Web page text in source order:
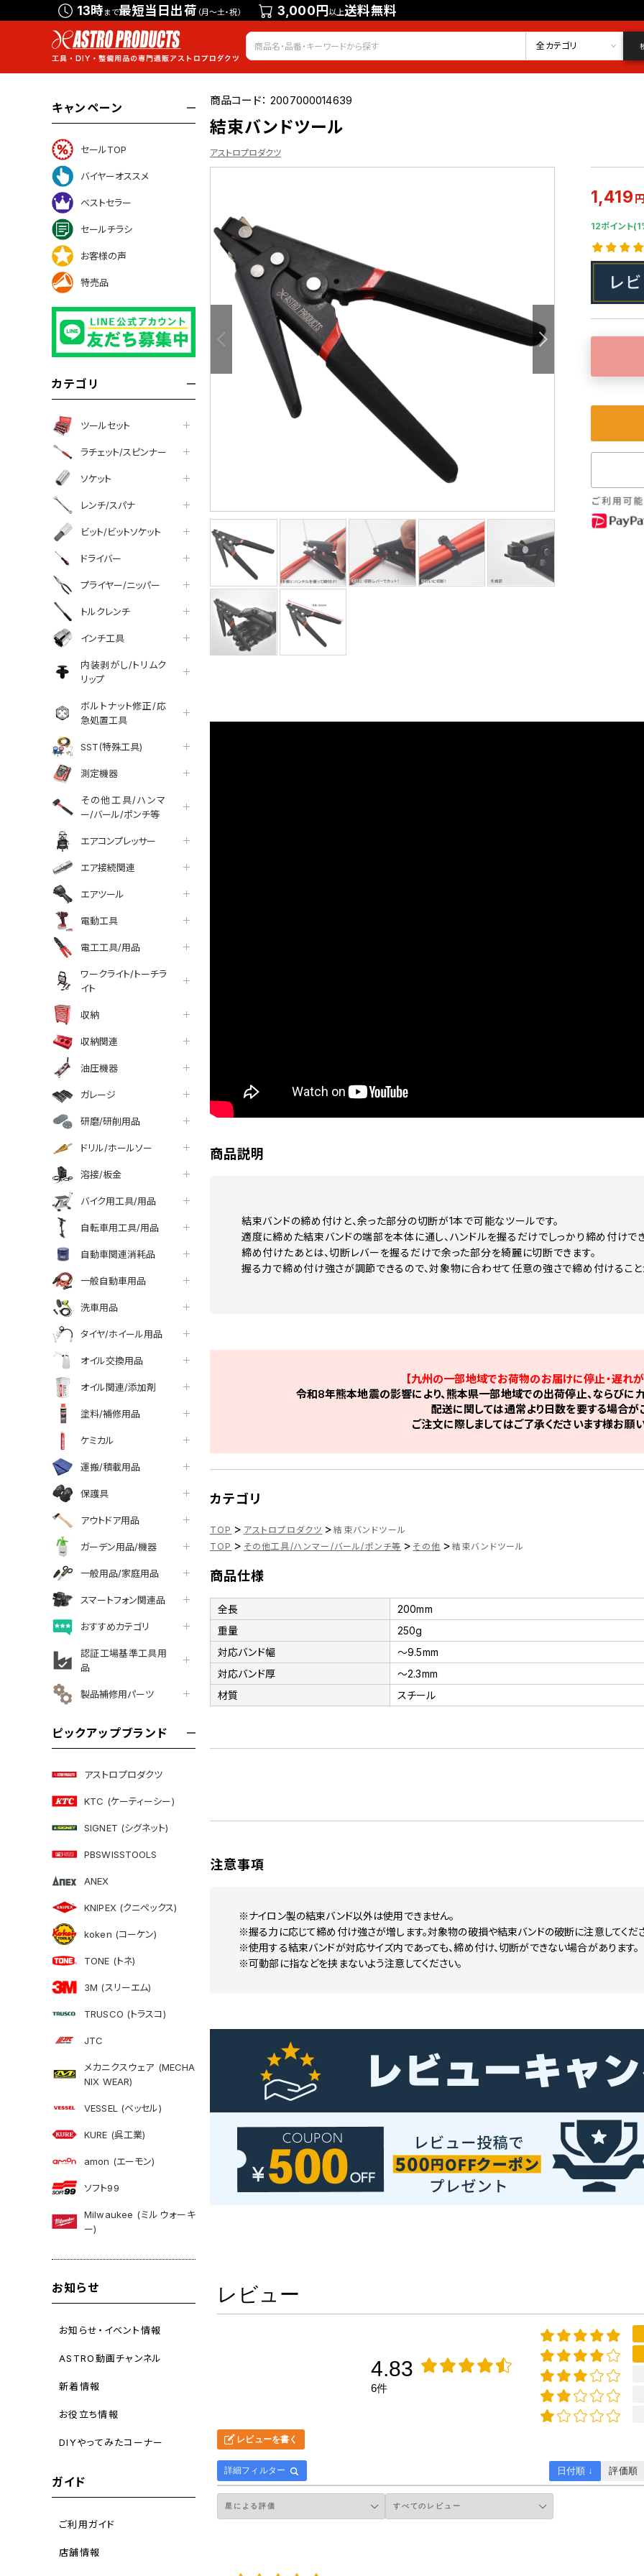
13時まで最短当日出荷 （月～土・祝） 3,000円以上送料無料
会員登録 ログイン
お気に入り
全カテゴリ
キャンペーン
セールTOP
バイヤーオススメ
ベストセラー
セールチラシ
お客様の声
特売品
カテゴリ
ツールセット
ラチェット/スピンナー
ソケット
レンチ/スパナ
ビット/ビットソケット
ドライバー
プライヤー/ニッパー
トルクレンチ
インチ工具
内装剥がし/トリムク
リップ
ボルトナット修正/応
急処置工具
SST(特殊工具)
測定機器
その他工具/ハンマ
ー/バール/ポンチ等
エアコンプレッサー
エア接続関連
エアツール
電動工具
電工工具/用品
ワークライト/トーチラ
イト
収納
収納関連
油圧機器
ガレージ
研磨/研削用品
ドリル/ホールソー
溶接/板金
バイク用工具/用品
自転車用工具/用品
自動車関連消耗品
一般自動車用品
洗車用品
タイヤ/ホイール用品
オイル交換用品
オイル関連/添加剤
塗料/補修用品
ケミカル
運搬/積載用品
保護具
アウトドア用品
ガーデン用品/機器
一般用品/家庭用品
スマートフォン関連品
おすすめカテゴリ
認証工場基準工具用
品
製品補修用パーツ
ピックアップブランド
アストロプロダクツ
KTC (ケーティーシー)
SIGNET (シグネット)
PBSWISSTOOLS
ANEX
KNIPEX (クニペックス)
koken (コーケン)
TONE (トネ)
3M (スリーエム)
TRUSCO (トラスコ)
JTC
メカニクスウェア (MECHA
NIX WEAR)
VESSEL (ベッセル)
KURE (呉工業)
amon (エーモン)
ソフト99
Milwaukee (ミルウォーキ
ー)
お知らせ
お知らせ・イベント情報
ASTRO動画チャンネル
新着情報
お役立ち情報
DIYやってみたコーナー
ガイド
ご利用ガイド
店舗情報
商品コード：2007000014639
結束バンドツール
アストロプロダクツ
1,419
12ポイント
facebook
商品説明
結束バンドの締め付けと、余った部分の切断が1本で可能なツールです。
適度に締めた結束バンドの端部を本体に通し、ハンドルを握るだけでしっかり締め付けで
締め付けたあとは、切断レバーを握るだけで余った部分を綺麗に切断できます。
握る力で締め付け強さが調節できるので、対象物に合わせて任意の強さで締め付けること
【九州の一部地域でお荷物のお届けに停止・遅れが
令和8年熊本地震の影響により、熊本県一部地域での出荷停止、ならびに
配送に関しては通常より日数を要する場合が
ご注文に際しましてはご了承くださいます様お願
カテゴリ
TOP > アストロプロダクツ > 結束バンドツール
TOP > その他工具/ハンマー/バール/ポンチ等 > その他 > 結束バンドツール
商品仕様
全長
200mm
重量
250g
対応バンド幅
～9.5mm
対応バンド厚
～2.3mm
材質
スチール
注意事項
※ナイロン製の結束バンド以外は使用できません。
※握る力に応じて締め付け強さが増します。対象物の破損や結束バンドの破断に注意してくだ
※使用する結束バンドが対応サイズ内であっても、締め付け、切断ができない場合があります。
※可動部に指などを挟まないよう注意してください。
レビュー
4.83
6件
レビューを書く
詳細フィルター 日付順 ↓ 評価順